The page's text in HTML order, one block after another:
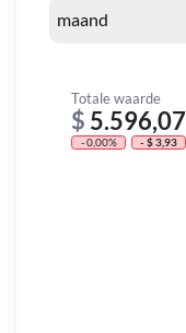
Totale waarde
$ 5.596,07
- 0,00% - $ 3,93